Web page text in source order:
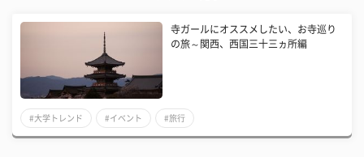
寺ガールにオススメしたい、お寺巡り
の旅～関西、西国三十三ヵ所編
#大学トレンド #イベント #旅行